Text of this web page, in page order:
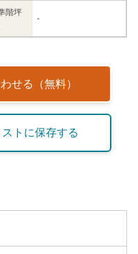
階坪
-
せる（無料）
トに保存する